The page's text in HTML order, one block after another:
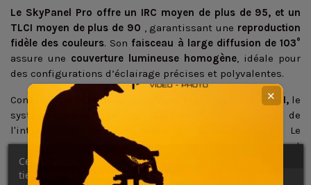
Le SkyPanel Pro offre un IRC moyen de plus de 95, et un
TLCI moyen de plus de 90 , garantissant une reproduction
fidèle des couleurs. Son faisceau à large diffusion de 103°
assure une couverture lumineuse homogène, idéale pour
des configurations d’éclairage précises et polyvalentes.
Conçu sur la base de la plateforme logicielle LiOS d'ARRI,le
système d'éclairage du SkyPanel Pro s'inspire de
l'interface utilisateur éprouvée du SkyPanel Classic. Le
modèle S60 Pro introduit diverses fonctionnalités et
options, telles queles modes ARRI ALEXA, la technologie
LumenRadio CRMX2 ou encore le Bluetooth 5.0.
Ce site Web utilise ses propres cookies et ceux de
tiers pour améliorer nos services et vous montrer des
✕